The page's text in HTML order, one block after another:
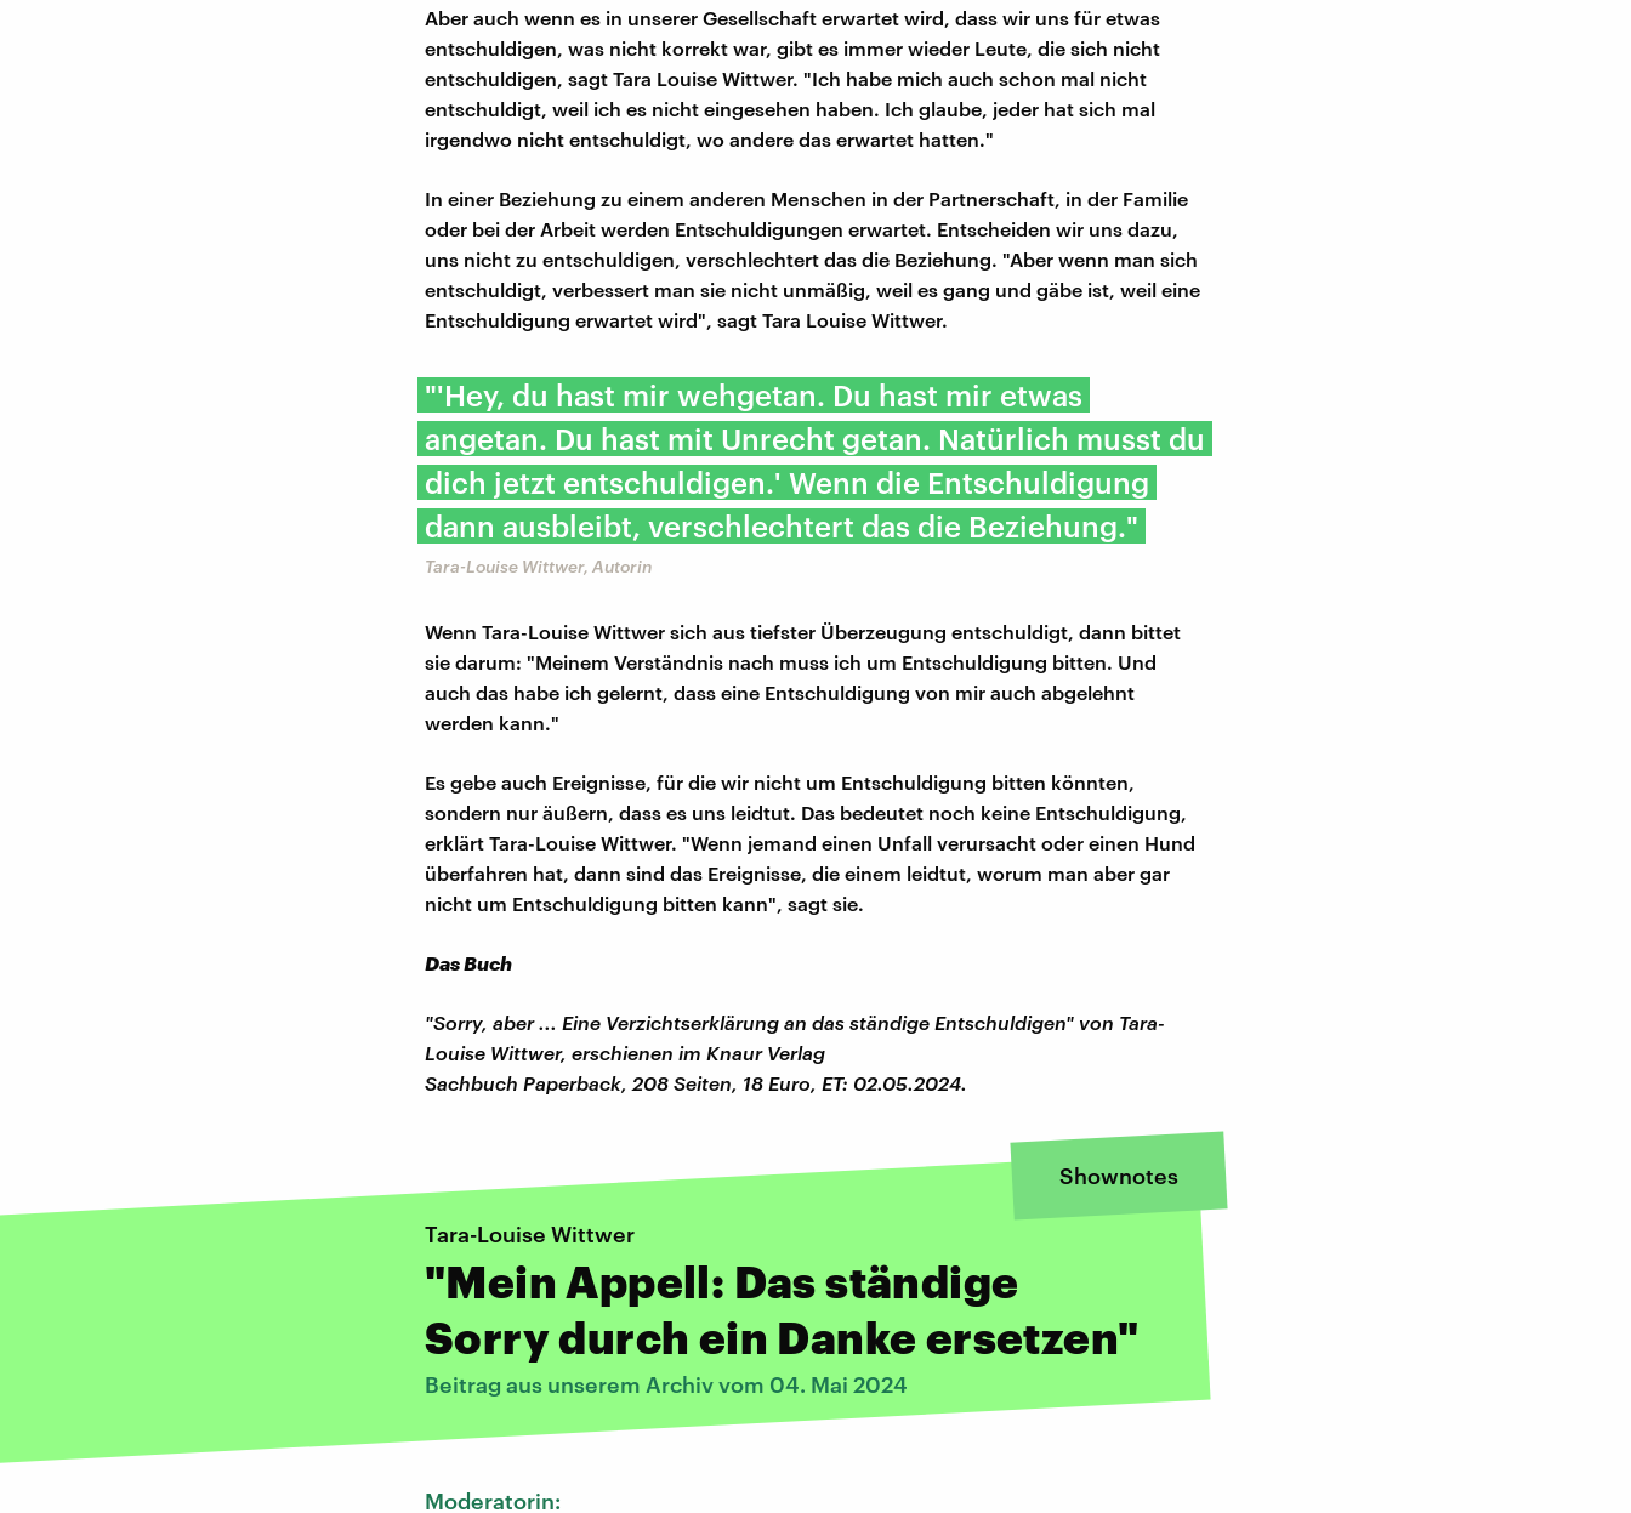
Aber auch wenn es in unserer Gesellschaft erwartet wird, dass wir uns für etwas
entschuldigen, was nicht korrekt war, gibt es immer wieder Leute, die sich nicht
entschuldigen, sagt Tara Louise Wittwer. "Ich habe mich auch schon mal nicht
entschuldigt, weil ich es nicht eingesehen haben. Ich glaube, jeder hat sich mal
irgendwo nicht entschuldigt, wo andere das erwartet hatten."
In einer Beziehung zu einem anderen Menschen in der Partnerschaft, in der Familie
oder bei der Arbeit werden Entschuldigungen erwartet. Entscheiden wir uns dazu,
uns nicht zu entschuldigen, verschlechtert das die Beziehung. "Aber wenn man sich
entschuldigt, verbessert man sie nicht unmäßig, weil es gang und gäbe ist, weil eine
Entschuldigung erwartet wird", sagt Tara Louise Wittwer.
"'Hey, du hast mir wehgetan. Du hast mir etwas
angetan. Du hast mit Unrecht getan. Natürlich musst du
dich jetzt entschuldigen.' Wenn die Entschuldigung
dann ausbleibt, verschlechtert das die Beziehung."
Tara-Louise Wittwer, Autorin
Wenn Tara-Louise Wittwer sich aus tiefster Überzeugung entschuldigt, dann bittet
sie darum: "Meinem Verständnis nach muss ich um Entschuldigung bitten. Und
auch das habe ich gelernt, dass eine Entschuldigung von mir auch abgelehnt
werden kann."
Es gebe auch Ereignisse, für die wir nicht um Entschuldigung bitten könnten,
sondern nur äußern, dass es uns leidtut. Das bedeutet noch keine Entschuldigung,
erklärt Tara-Louise Wittwer. "Wenn jemand einen Unfall verursacht oder einen Hund
überfahren hat, dann sind das Ereignisse, die einem leidtut, worum man aber gar
nicht um Entschuldigung bitten kann", sagt sie.
Das Buch
"Sorry, aber ... Eine Verzichtserklärung an das ständige Entschuldigen" von Tara-
Louise Wittwer, erschienen im Knaur Verlag
Sachbuch Paperback, 208 Seiten, 18 Euro, ET: 02.05.2024.
Shownotes
Tara-Louise Wittwer
"Mein Appell: Das ständige
Sorry durch ein Danke ersetzen"
Beitrag aus unserem Archiv vom 04. Mai 2024
Moderatorin: